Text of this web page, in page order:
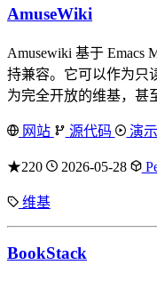
AmuseWiki
Amusewiki 基于 Emacs
持兼容。它可以作为只
为完全开放的维基，甚
网站 源代码 演示
★220 2026-05-28
维基
BookStack